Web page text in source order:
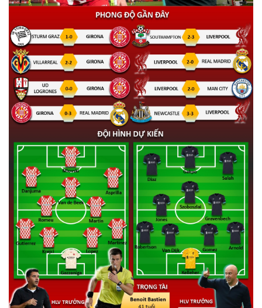
Quan sát
Cuộc sống đó đây
Hồ sơ
Multimedia
Video
E-Magazine
Infographic